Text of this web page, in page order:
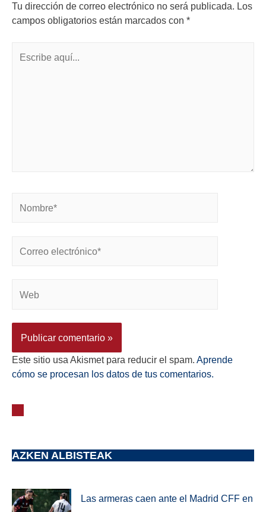
Tu dirección de correo electrónico no será publicada. Los
campos obligatorios están marcados con *
Este sitio usa Akismet para reducir el spam. Aprende
cómo se procesan los datos de tus comentarios.
AZKEN ALBISTEAK
Las armeras caen ante el Madrid CFF en